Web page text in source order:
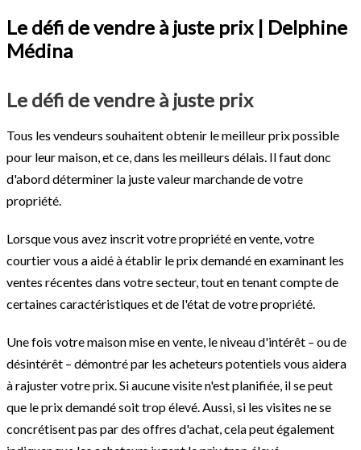
Le défi de vendre à juste prix | Delphine
Médina
Le défi de vendre à juste prix
Tous les vendeurs souhaitent obtenir le meilleur prix possible
pour leur maison, et ce, dans les meilleurs délais. Il faut donc
d'abord déterminer la juste valeur marchande de votre
propriété.
Lorsque vous avez inscrit votre propriété en vente, votre
courtier vous a aidé à établir le prix demandé en examinant les
ventes récentes dans votre secteur, tout en tenant compte de
certaines caractéristiques et de l'état de votre propriété.
Une fois votre maison mise en vente, le niveau d'intérêt – ou de
désintérêt – démontré par les acheteurs potentiels vous aidera
à rajuster votre prix. Si aucune visite n'est planifiée, il se peut
que le prix demandé soit trop élevé. Aussi, si les visites ne se
concrétisent pas par des offres d'achat, cela peut également